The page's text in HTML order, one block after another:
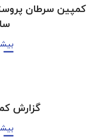
کمپین سرطان
سال
گزارش